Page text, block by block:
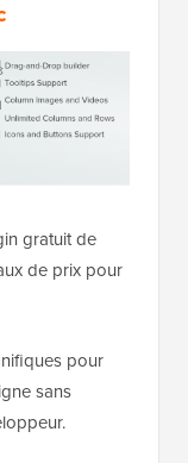
gratuit de
de prix pour
pour
sans